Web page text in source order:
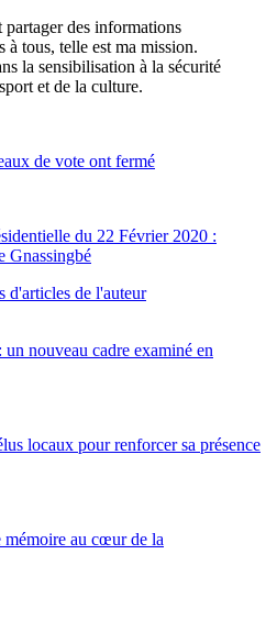
des informations
à tous, telle est ma mission.
la sensibilisation à la sécurité
et de la culture.
de vote ont fermé
du 22 Février 2020 :
Gnassingbé
d'articles de l'auteur
nouveau cadre examiné en
locaux pour renforcer sa présence
mémoire au cœur de la